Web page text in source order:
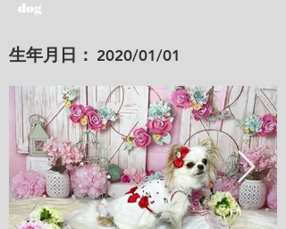
​生年月日： 2020/01/01
dog